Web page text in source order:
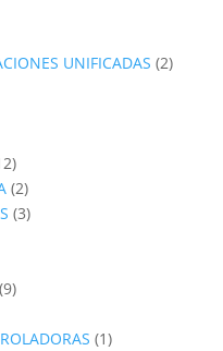
UNIFICADAS 22
12
productos
22
productos
33
99
11